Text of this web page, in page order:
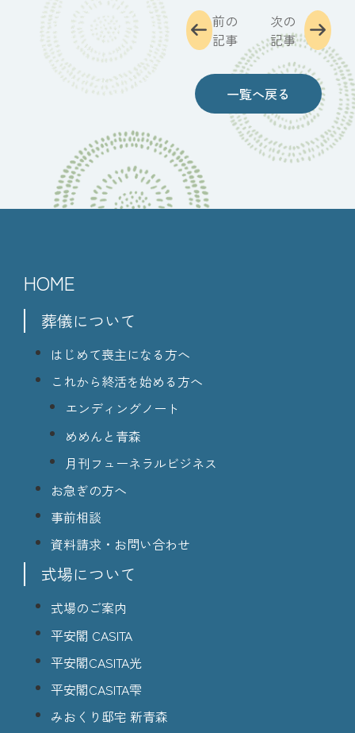
前の
記事
一覧へ戻る
次の
記事
HOME
葬儀について
はじめて喪主になる方へ
これから終活を始める方へ
エンディングノート
めめんと青森
月刊フューネラルビジネス
お急ぎの方へ
事前相談
資料請求・お問い合わせ
式場について
式場のご案内
平安閣 CASITA
平安閣CASITA光
平安閣CASITA雫
みおくり邸宅 新青森